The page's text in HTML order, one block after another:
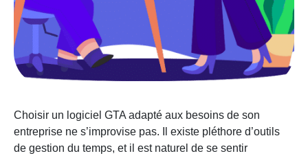
Choisir un logiciel GTA adapté aux besoins de son
entreprise ne s’improvise pas. Il existe pléthore d’outils
de gestion du temps, et il est naturel de se sentir